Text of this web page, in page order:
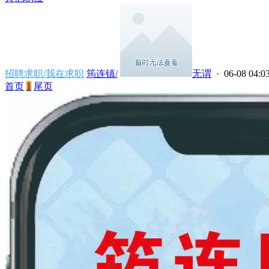
招聘求职/我在求职 筠连镇/ 无谓 · 06-08
首页 1 尾页